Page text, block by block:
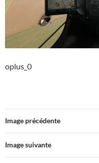
oplus_0
Image précédente
Image suivante